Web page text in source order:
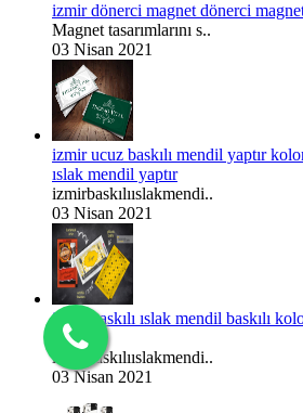
izmir dönerci magnet dönerci
Magnet tasarımlarını s..
03 Nisan 2021
izmir ucuz baskılı mendil yaptır
ıslak mendil yaptır
izmirbaskılııslakmendi..
03 Nisan 2021
izmir baskılı ıslak mendil baskılı
fiyatları
izmirbaskılııslakmendi..
03 Nisan 2021